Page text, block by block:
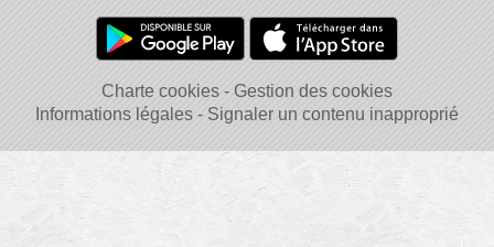
Charte cookies
Gestion des cookies
Informations légales
Signaler un contenu inapproprié